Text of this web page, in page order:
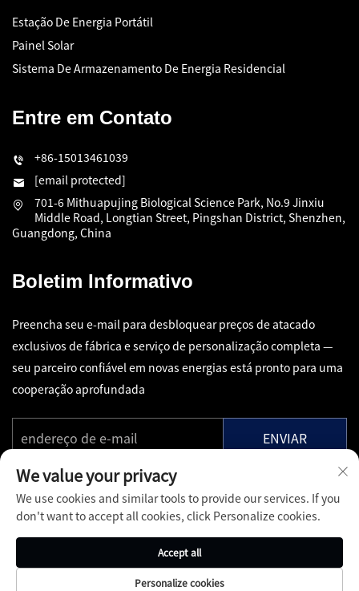
Estação De Energia Portátil
Painel Solar
Sistema De Armazenamento De Energia Residencial
Entre em Contato
+86-15013461039
[email protected]
701-6 Mithuapujing Biological Science Park, No.9 Jinxiu
Middle Road, Longtian Street, Pingshan District, Shenzhen,
Guangdong, China
Boletim Informativo
Preencha seu e-mail para desbloquear preços de atacado
exclusivos de fábrica e serviço de personalização completa —
seu parceiro confiável em novas energias está pronto para uma
cooperação aprofundada
ENVIAR
Copyright © Shenzhen Pinfang Chuangfu Technology Co., Ltd.
Todos os Direitos Reservados -
We value your privacy
We use cookies and similar tools to provide our services. If you
don't want to accept all cookies, click Personalize cookies.
Personalize cookies
Accept all